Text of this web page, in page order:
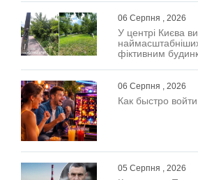
06 Серпня , 2026
У центрі Києва
фіктивним
06 Серпня , 2026
Как быстро
05 Серпня , 2026